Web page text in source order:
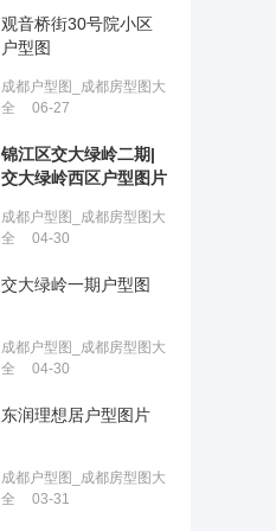
观音桥街30号院小区
户型图
成都户型图_成都房型图大
全
06-27
锦江区交大绿岭二期|
交大绿岭西区户型图片
成都户型图_成都房型图大
全
04-30
交大绿岭一期户型图
成都户型图_成都房型图大
全
04-30
东润理想居户型图片
成都户型图_成都房型图大
全
03-31